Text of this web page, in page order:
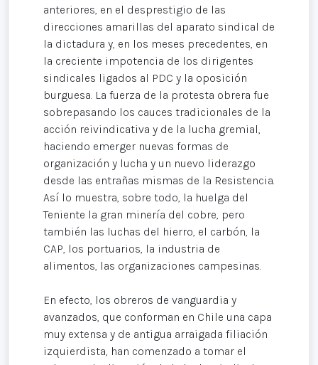
anteriores, en el desprestigio de las
direcciones amarillas del aparato sindical de
la dictadura y, en los meses precedentes, en
la creciente impotencia de los dirigentes
sindicales ligados al PDC y la oposición
burguesa. La fuerza de la protesta obrera fue
sobrepasando los cauces tradicionales de la
acción reivindicativa y de la lucha gremial,
haciendo emerger nuevas formas de
organización y lucha y un nuevo liderazgo
desde las entrañas mismas de la Resistencia.
Así lo muestra, sobre todo, la huelga del
Teniente la gran minería del cobre, pero
también las luchas del hierro, el carbón, la
CAP, los portuarios, la industria de
alimentos, las organizaciones campesinas.
En efecto, los obreros de vanguardia y
avanzados, que conforman en Chile una capa
muy extensa y de antigua arraigada filiación
izquierdista, han comenzado a tomar el